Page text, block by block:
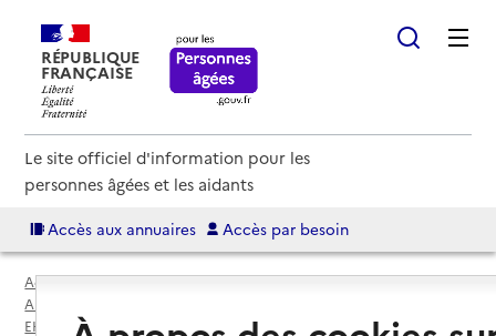
RÉPUBLIQUE
FRANÇAISE
Le site officiel d'information pour les
personnes âgées et les aidants
Accès aux annuaires Accès par besoin
Accueil
Espace annuaire
Annuaire EHPAD et maisons de retraite
EHPAD par département
Deux-Sèvres (79)